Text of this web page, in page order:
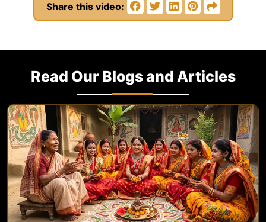
Share this video:
Read Our Blogs and Articles